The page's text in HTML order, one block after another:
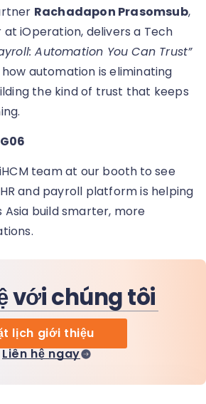
Rachadapon Prasomsub,
iOperation, delivers a Tech
Automation You Can Trust”
automation is eliminating
the kind of trust that keeps
team at our booth to see
and payroll platform is helping
build smarter, more
với chúng tôi
lịch giới thiệu
Liên hệ ngay